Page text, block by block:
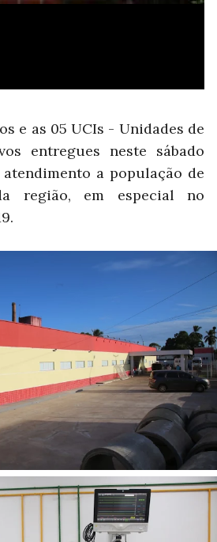
e as 05 UCIs - Unidades de
entregues neste sábado
a população de
região, em especial no